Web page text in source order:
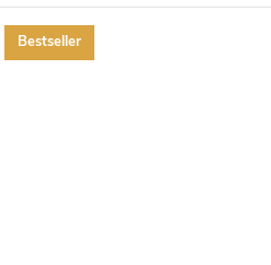
Bestseller